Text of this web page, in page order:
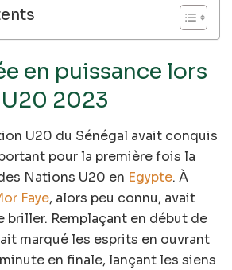
en puissance lors
2023
U20 du Sénégal avait conquis
pour la première fois la
Nations U20 en Egypte. À
Faye, alors peu connu, avait
briller. Remplaçant en début de
marqué les esprits en ouvrant
minute en finale, lançant les siens